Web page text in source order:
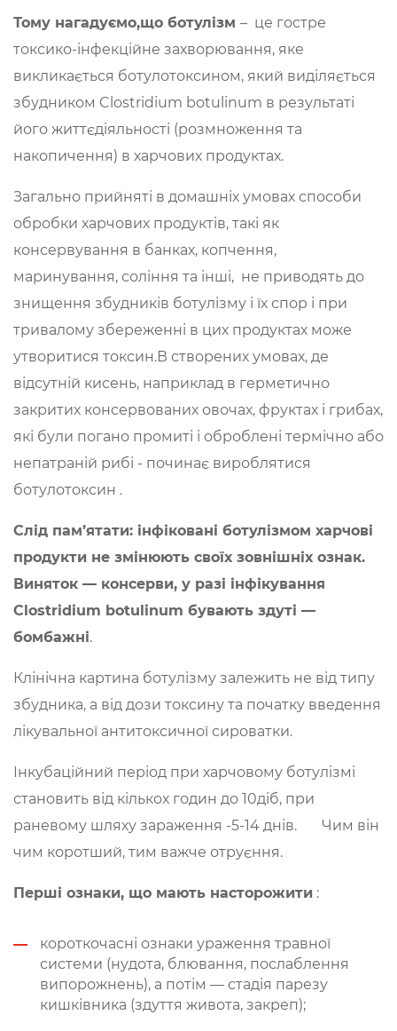
Тому нагадуємо,що ботулізм – це гостре
токсико-інфекційне захворювання, яке
викликається ботулотоксином, який виділяється
збудником Clostridium botulinum в результаті
його життєдіяльності (розмноження та
накопичення) в харчових продуктах.
Загально прийняті в домашніх умовах способи
обробки харчових продуктів, такі як
консервування в банках, копчення,
маринування, соління та інші, не приводять до
знищення збудників ботулізму і їх спор і при
тривалому збереженні в цих продуктах може
утворитися токсин.В створених умовах, де
відсутній кисень, наприклад в герметично
закритих консервованих овочах, фруктах і грибах,
які були погано промиті і оброблені термічно або
непатраній рибі - починає вироблятися
ботулотоксин .
Слід пам’ятати: інфіковані ботулізмом харчові
продукти не змінюють своїх зовнішніх ознак.
Виняток — консерви, у разі інфікування
Clostridium botulinum бувають здуті —
бомбажні.
Клінічна картина ботулізму залежить не від типу
збудника, а від дози токсину та початку введення
лікувальної антитоксичної сироватки.
Інкубаційний період при харчовому ботулізмі
становить від кількох годин до 10діб, при
раневому шляху зараження -5-14 днів. Чим він
чим коротший, тим важче отруєння.
Перші ознаки, що мають насторожити :
короткочасні ознаки ураження травної
системи (нудота, блювання, послаблення
випорожнень), а потім — стадія парезу
кишківника (здуття живота, закреп);